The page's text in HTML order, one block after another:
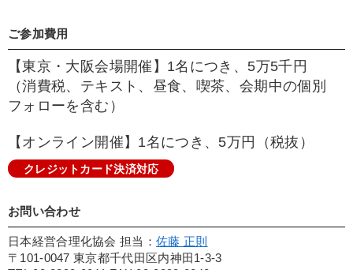
ご参加費用
【東京・大阪会場開催】1名につき、5万5千円
（消費税、テキスト、昼食、喫茶、会期中の個別
フォローを含む）
【オンライン開催】1名につき、5万円（税抜）
クレジットカード決済対応
お問い合わせ
日本経営合理化協会 担当：佐藤 正則
〒101-0047 東京都千代田区内神田1-3-3